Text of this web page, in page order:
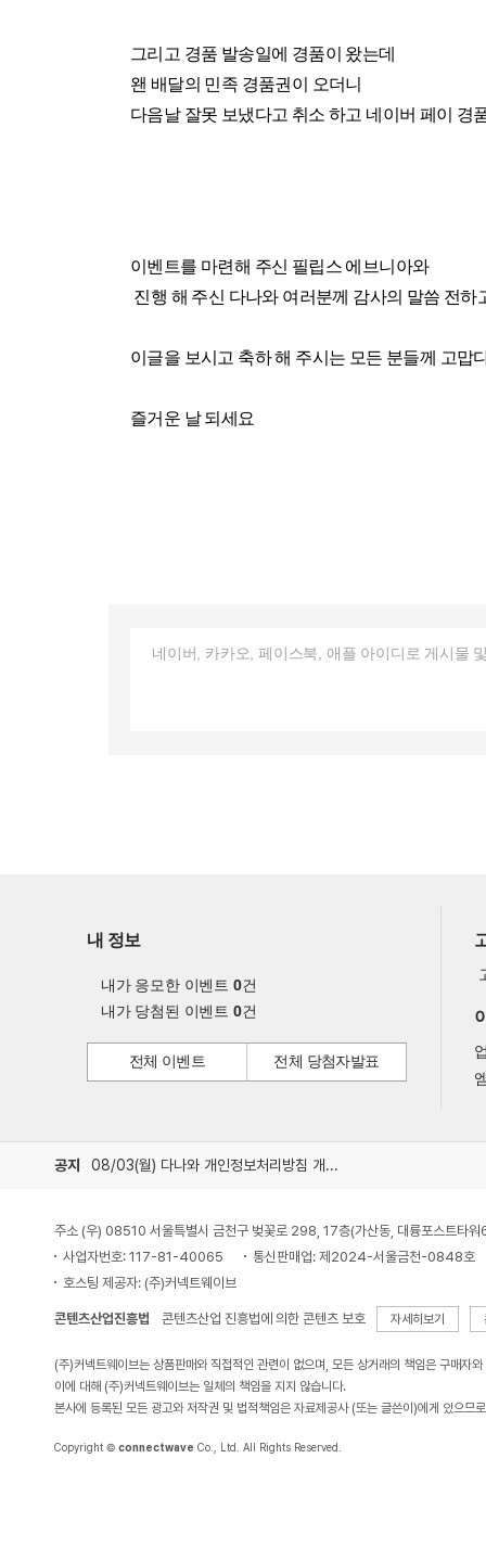
그리고 경품 발송일에 경품이 왔는데
왠 배달의 민족 경품권이 오더니
다음날 잘못 보냈다고 취소 하고 네이버 페이 경
이벤트를 마련해 주신 필립스 에브니아와
진행 해 주신 다나와 여러분께 감사의 말씀 전하
이글을 보시고 축하 해 주시는 모든 분들께 고맙
즐거운 날 되세요
내 정보
내가 응모한 이벤트 0건
내가 당첨된 이벤트 0건
전체 이벤트 전체 당첨자발표
공지 08/03(월) 다나와 개인정보처리방침 개정 안내
주소 (우) 08510 서울특별시 금천구 벚꽃로 298, 17층(가산동, 대륭포스트타워
사업자번호: 117-81-40065
통신판매업: 제2024-서울금천-0848호
호스팅 제공자: (주)커넥트웨이브
콘텐츠산업진흥법 콘텐츠산업 진흥법에 의한 콘텐츠 보호 자세히보기
(주)커넥트웨이브는 상품판매와 직접적인 관련이 없으며, 모든 상거래의 책임은 구매자
이에 대해 (주)커넥트웨이브는 일체의 책임을 지지 않습니다.
본사에 등록된 모든 광고와 저작권 및 법적책임은 자료제공사 (또는 글쓴이)에게 있으므
Copyright © connectwave Co., Ltd. All Rights Reserved.